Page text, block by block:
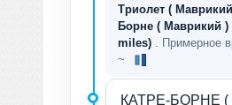
Триолет (
Борне ( Маврикий )
miles)
. Примерное
~